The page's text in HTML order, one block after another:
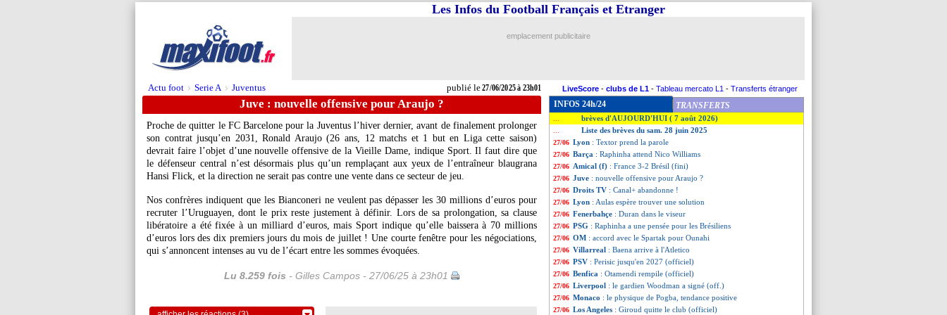
Actu foot > Serie A > Juventus publié le27/06/2025 à 23h01
Les Infos du Football Français et Etranger
emplacement publicitaire
LiveScore - clubs de L1 - Tableau mercato L1 - Transferts étranger
Juve : nouvelle offensive pour Araujo ?
Proche de quitter le FC Barcelone pour la Juventus l’hiver dernier, avant de finalement prolonger
son contrat jusqu’en 2031, Ronald Araujo(26 ans, 12 matchs et 1 but en Liga cette saison)
devrait faire l’objet d’une nouvelle offensive de la Vieille Dame, indique Sport. Il faut dire que
le défenseur central n’est désormais plus qu’un remplaçant aux yeux de l’entraîneur blaugrana
Hansi Flick, et la direction ne serait pas contre une vente dans ce secteur de jeu.
Nos confrères indiquent que les Bianconeri ne veulent pas dépasser les 30 millions d’euros pour
recruter l’Uruguayen, dont le prix reste justement à définir. Lors de sa prolongation, sa clause
libératoire a été fixée à un milliard d’euros, mais Sport indique qu’elle baissera à 70 millions
d’euros lors des dix premiers jours du mois de juillet ! Une courte fenêtre pour les négociations,
qui s’annoncent intenses au vu de l’écart entre les sommes évoquées.
Lu 8.259 fois - Gilles Campos - 27/06/25 à 23h01
INFOS 24h/24 TRANSFERTS
brèves d'AUJOURD'HUI ( 7 août 2026)
Liste des brèves du sam. 28 juin 2025
27/06 Lyon : Textor prend la parole
27/06 Barça : Raphinha attend Nico Williams
27/06 Amical (f) : France 3-2 Brésil (fini)
27/06 Juve : nouvelle offensive pour Araujo ?
27/06 Droits TV : Canal+ abandonne !
27/06 Lyon : Aulas espère trouver une solution
27/06 Fenerbahçe : Duran dans le viseur
27/06 PSG : Raphinha a une pensée pour les Brésiliens
27/06 OM : accord avec le Spartak pour Ounahi
27/06 Villarreal : Baena arrive à l'Atletico
27/06 PSV : Perisic jusqu'en 2027 (officiel)
27/06 Benfica : Otamendi rempile (officiel)
27/06 Liverpool : le gardien Woodman a signé (off.)
27/06 Monaco : le physique de Pogba, tendance positive
27/06 Los Angeles : Giroud quitte le club (officiel)